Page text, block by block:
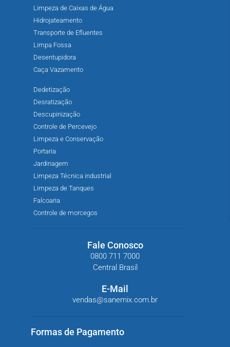
Limpeza de Caixas de Água
Hidrojateamento
Transporte de Efluentes
Limpa Fossa
Desentupidora
Caça Vazamento
Dedetização
Desratização
Descupinização
Controle de Percevejo
Limpeza e Conservação
Portaria
Jardinagem
Limpeza Técnica industrial
Limpeza de Tanques
Falcoaria
Controle de morcegos
Fale Conosco
0800 711 7000
Central Brasil
E-Mail
vendas@sanemix.com.br
Formas de Pagamento